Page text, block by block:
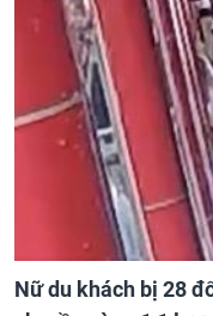
Nữ du khách bị 28